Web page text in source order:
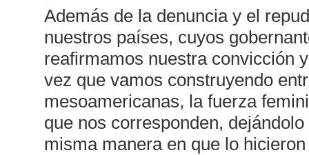
Además de la denuncia y el
nuestros países, cuyos
reafirmamos nuestra convicción
vez que vamos construyendo
mesoamericanas, la fuerza
que nos corresponden,
misma manera en que lo